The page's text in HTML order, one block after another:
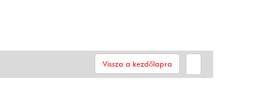
Vissza a kezdőlapra